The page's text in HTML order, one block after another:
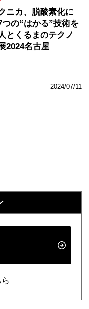
ニカ、脱酸素化に
つの“はかる”技術を
とくるまのテクノ
2024名古屋
2024/07/11